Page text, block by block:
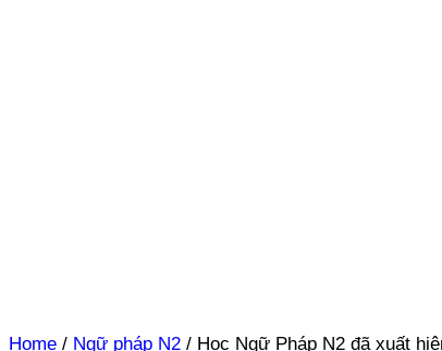
Home / Ngữ pháp N2 / Học Ngữ Pháp N2 đã xuất